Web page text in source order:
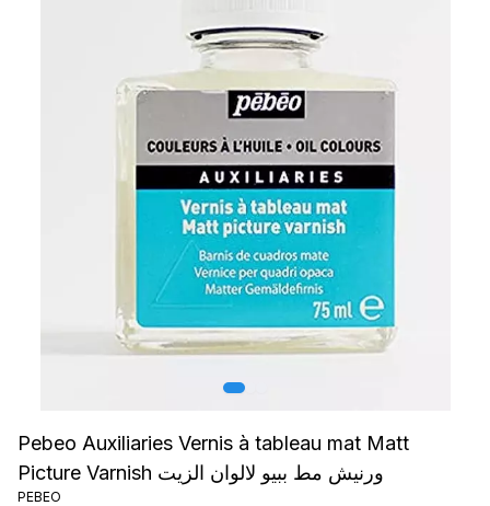
Pebeo Auxiliaries Vernis à tableau mat Matt
Picture Varnish ورنيش مط ببيو لالوان الزيت
PEBEO